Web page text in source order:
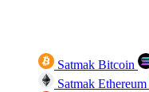
Satmak Bitcoin
Satmak Ethereum